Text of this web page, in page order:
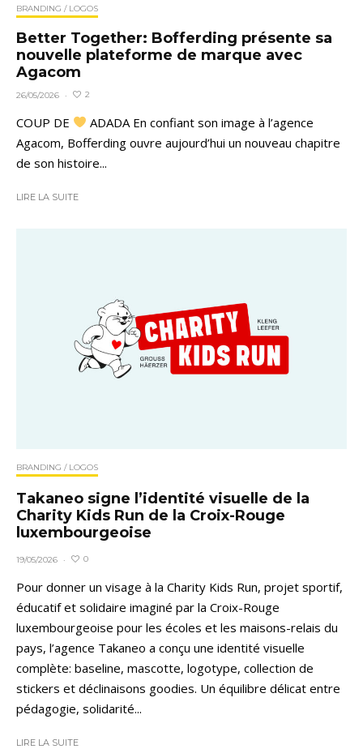
BRANDING / LOGOS
Better Together: Bofferding présente sa
nouvelle plateforme de marque avec
Agacom
26/05/2026 · 2
COUP DE
ADADA En confiant son image à l’agence
Agacom, Bofferding ouvre aujourd’hui un nouveau chapitre
de son histoire...
LIRE LA SUITE
BRANDING / LOGOS
Takaneo signe l’identité visuelle de la
Charity Kids Run de la Croix-Rouge
luxembourgeoise
19/05/2026 · 0
Pour donner un visage à la Charity Kids Run, projet sportif,
éducatif et solidaire imaginé par la Croix-Rouge
luxembourgeoise pour les écoles et les maisons-relais du
pays, l’agence Takaneo a conçu une identité visuelle
complète: baseline, mascotte, logotype, collection de
stickers et déclinaisons goodies. Un équilibre délicat entre
pédagogie, solidarité...
LIRE LA SUITE